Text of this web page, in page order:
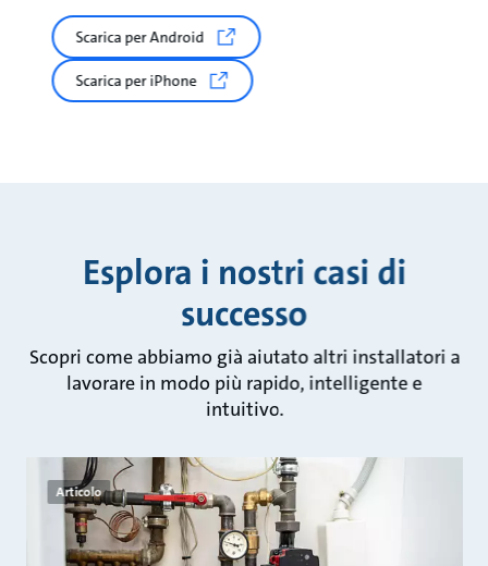
Scarica per Android
Scarica per iPhone
Esplora i nostri casi di
successo
Scopri come abbiamo già aiutato altri installatori a
lavorare in modo più rapido, intelligente e
intuitivo.
Articolo